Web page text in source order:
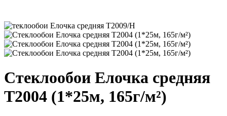
Стеклообои Елочка средняя
Т2004 (1*25м, 165г/м²)